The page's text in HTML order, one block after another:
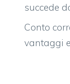
succede
Conto
vantaggi